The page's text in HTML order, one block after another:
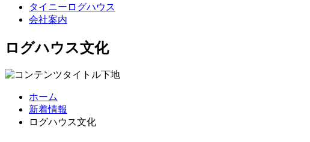
タイニーログハウス
会社案内
ログハウス文化
ホーム
新着情報
ログハウス文化